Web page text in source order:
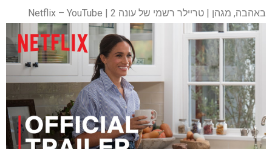
באהבה, מגהן | טריילר רשמי של עונה 2 | Netflix – YouTube